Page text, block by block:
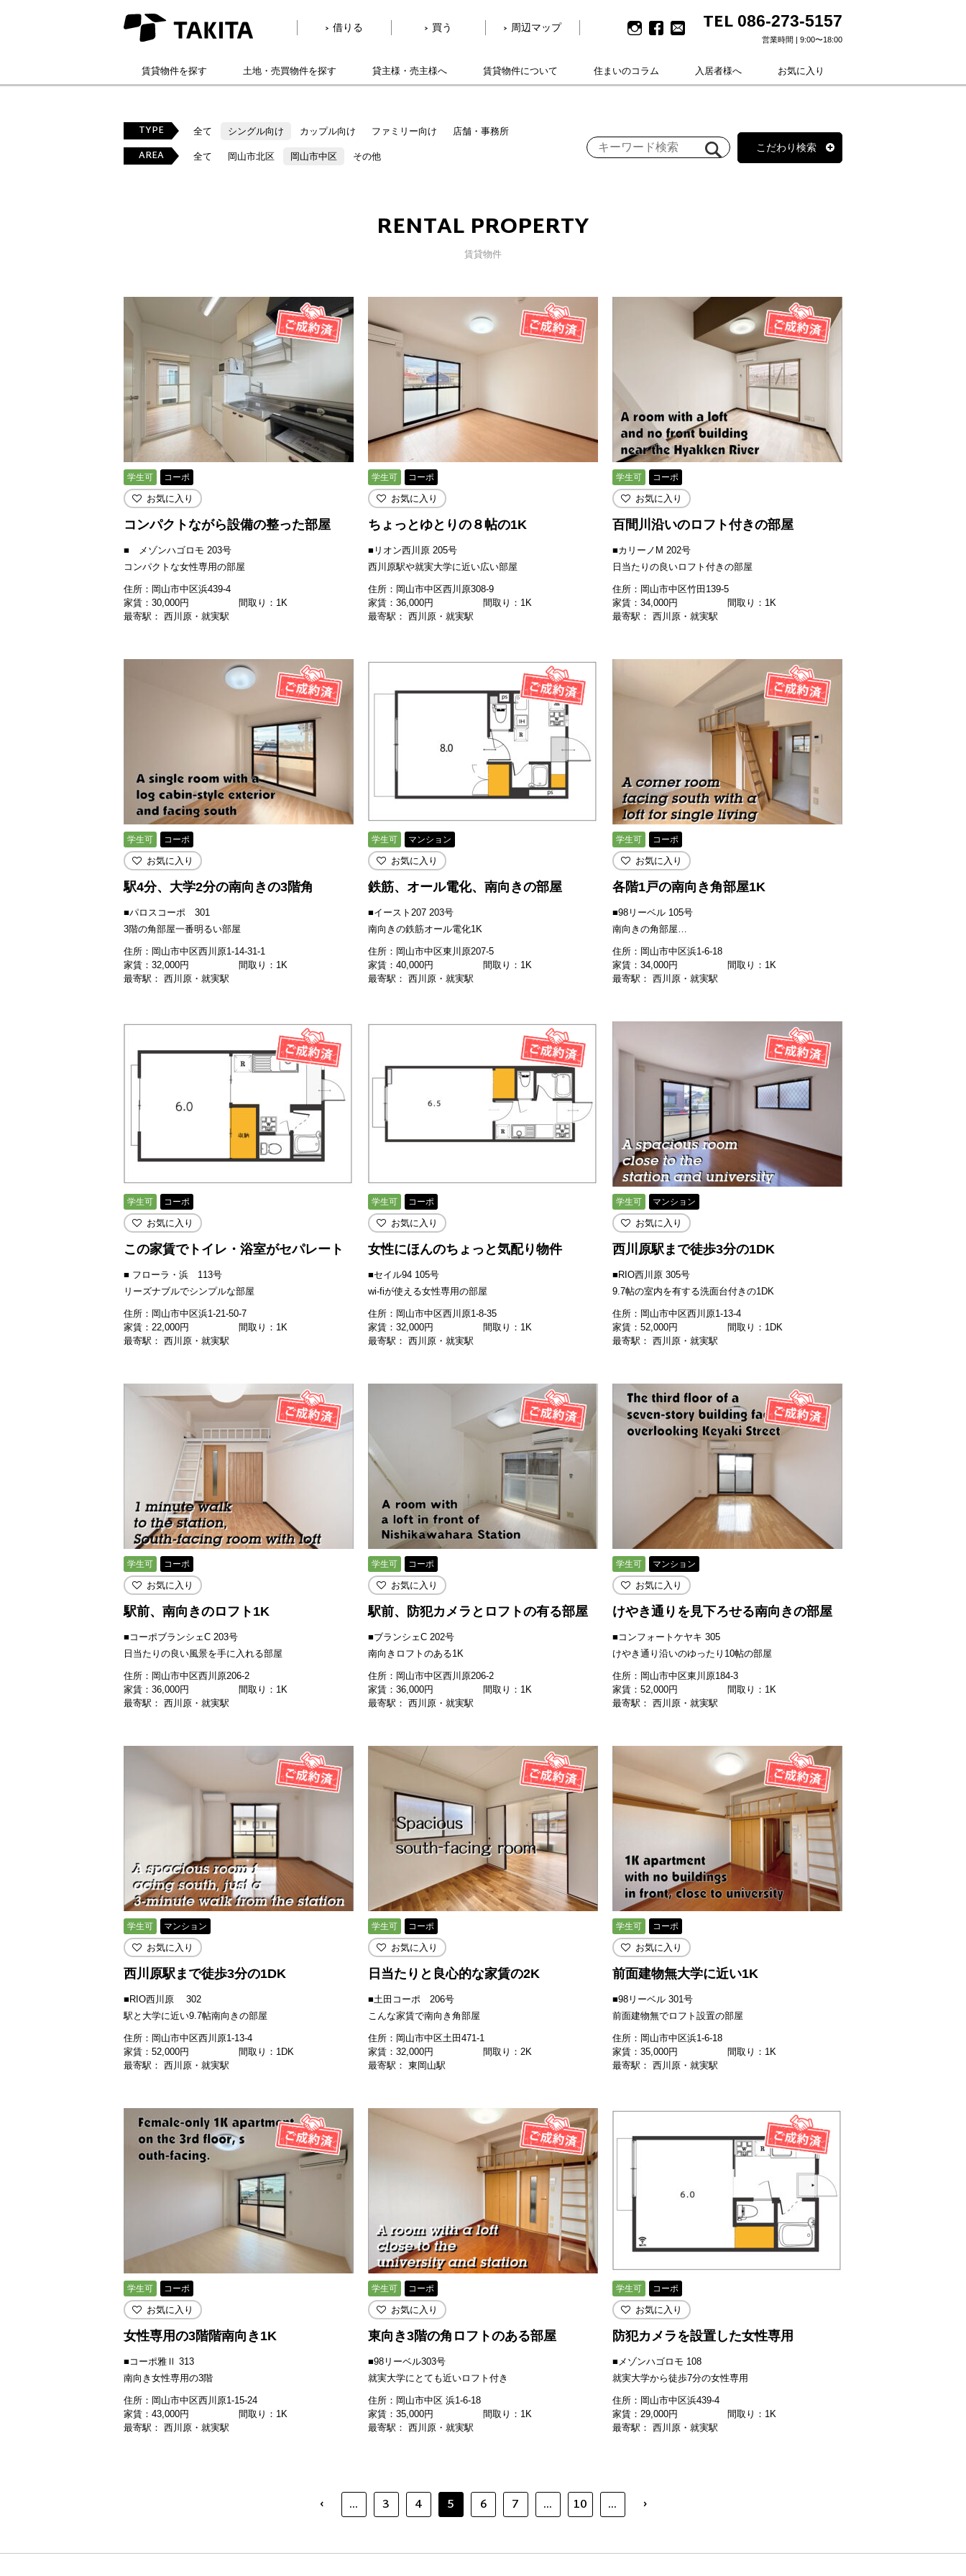
借りる 買う 周辺マップ TEL 086-273-5157
営業時間 | 9:00〜18:00
賃貸物件を探す 土地・売買物件を探す 貸主様・売主様へ 賃貸物件について 住まいのコラム 入居者様へ お気に入り
TYPE 全て シングル向け カップル向け ファミリー向け 店舗・事務所
AREA 全て 岡山市北区 岡山市中区 その他
こだわり検索
RENTAL PROPERTY
賃貸物件
学生可 コーポ
お気に入り
コンパクトながら設備の整った部屋
■ メゾンハゴロモ 203号
コンパクトな女性専用の部屋
住所：岡山市中区浜439-4
家賃： 30,000円
間取り：1K
最寄駅： 西川原・就実駅
学生可 コーポ
お気に入り
ちょっとゆとりの８帖の1K
■リオン西川原 205号
西川原駅や就実大学に近い広い部屋
住所：岡山市中区西川原308-9
家賃： 36,000円
間取り：1K
最寄駅： 西川原・就実駅
学生可 コーポ
お気に入り
百間川沿いのロフト付きの部屋
■カリーノM 202号
日当たりの良いロフト付きの部屋
住所：岡山市中区竹田139-5
家賃： 34,000円
間取り：1K
最寄駅： 西川原・就実駅
学生可 コーポ
お気に入り
駅4分、大学2分の南向きの3階角
■パロスコーポ 301
3階の角部屋一番明るい部屋
住所：岡山市中区西川原1-14-31-1
家賃： 32,000円
間取り：1K
最寄駅： 西川原・就実駅
学生可 マンション
お気に入り
鉄筋、オール電化、南向きの部屋
■イースト207 203号
南向きの鉄筋オール電化1K
住所：岡山市中区東川原207-5
家賃： 40,000円
間取り：1K
最寄駅： 西川原・就実駅
学生可 コーポ
お気に入り
各階1戸の南向き角部屋1K
■98リーベル 105号
南向きの角部屋…
住所：岡山市中区浜1-6-18
家賃： 34,000円
間取り：1K
最寄駅： 西川原・就実駅
学生可 コーポ
お気に入り
この家賃でトイレ・浴室がセパレート
■ フローラ・浜 113号
リーズナブルでシンプルな部屋
住所：岡山市中区浜1-21-50-7
家賃： 22,000円
間取り：1K
最寄駅： 西川原・就実駅
学生可 コーポ
お気に入り
女性にほんのちょっと気配り物件
■セイル94 105号
wi-fiが使える女性専用の部屋
住所：岡山市中区西川原1-8-35
家賃： 32,000円
間取り：1K
最寄駅： 西川原・就実駅
学生可 マンション
お気に入り
西川原駅まで徒歩3分の1DK
■RIO西川原 305号
9.7帖の室内を有する洗面台付きの1DK
住所：岡山市中区西川原1-13-4
家賃： 52,000円
間取り：1DK
最寄駅： 西川原・就実駅
学生可 コーポ
お気に入り
駅前、南向きのロフト1K
■コーポブランシェC 203号
日当たりの良い風景を手に入れる部屋
住所：岡山市中区西川原206-2
家賃： 36,000円
間取り：1K
最寄駅： 西川原・就実駅
学生可 コーポ
お気に入り
駅前、防犯カメラとロフトの有る部屋
■ブランシェC 202号
南向きロフトのある1K
住所：岡山市中区西川原206-2
家賃： 36,000円
間取り：1K
最寄駅： 西川原・就実駅
学生可 マンション
お気に入り
けやき通りを見下ろせる南向きの部屋
■コンフォートケヤキ 305
けやき通り沿いのゆったり10帖の部屋
住所：岡山市中区東川原184-3
家賃： 52,000円
間取り：1K
最寄駅： 西川原・就実駅
学生可 マンション
お気に入り
西川原駅まで徒歩3分の1DK
■RIO西川原 302
駅と大学に近い9.7帖南向きの部屋
住所：岡山市中区西川原1-13-4
家賃： 52,000円
間取り：1DK
最寄駅： 西川原・就実駅
学生可 コーポ
お気に入り
日当たりと良心的な家賃の2K
■土田コーポ 206号
こんな家賃で南向き角部屋
住所：岡山市中区土田471-1
家賃： 32,000円
間取り：2K
最寄駅： 東岡山駅
学生可 コーポ
お気に入り
前面建物無大学に近い1K
■98リーベル 301号
前面建物無でロフト設置の部屋
住所：岡山市中区浜1-6-18
家賃： 35,000円
間取り：1K
最寄駅： 西川原・就実駅
学生可 コーポ
お気に入り
女性専用の3階階南向き1K
■コーポ雅Ⅱ 313
南向き女性専用の3階
住所：岡山市中区西川原1-15-24
家賃： 43,000円
間取り：1K
最寄駅： 西川原・就実駅
学生可 コーポ
お気に入り
東向き3階の角ロフトのある部屋
■98リーベル303号
就実大学にとても近いロフト付き
住所：岡山市中区 浜1-6-18
家賃： 35,000円
間取り：1K
最寄駅： 西川原・就実駅
学生可 コーポ
お気に入り
防犯カメラを設置した女性専用
■メゾンハゴロモ 108
就実大学から徒歩7分の女性専用
住所：岡山市中区浜439-4
家賃： 29,000円
間取り：1K
最寄駅： 西川原・就実駅
‹ ... 3 4 5 6 7 ... 10 ... ›